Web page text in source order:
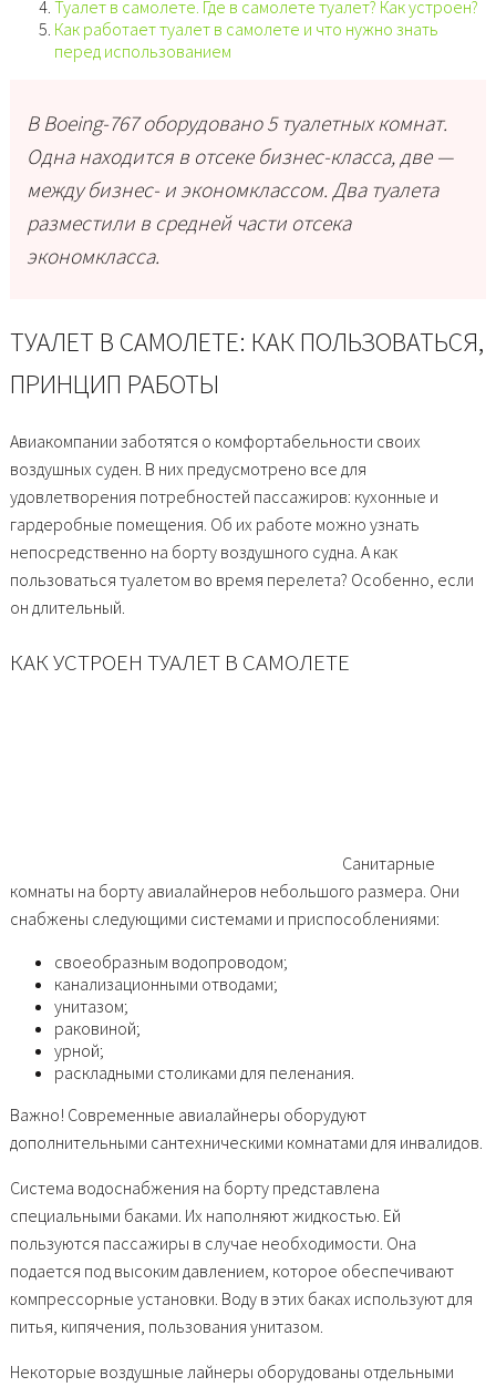
Туалет в самолете. Где в самолете туалет? Как устроен?
Как работает туалет в самолете и что нужно знать
перед использованием
В Boeing-767 оборудовано 5 туалетных комнат.
Одна находится в отсеке бизнес-класса, две —
между бизнес- и экономклассом. Два туалета
разместили в средней части отсека
экономкласса.
ТУАЛЕТ В САМОЛЕТЕ: КАК ПОЛЬЗОВАТЬСЯ,
ПРИНЦИП РАБОТЫ
Авиакомпании заботятся о комфортабельности своих
воздушных суден. В них предусмотрено все для
удовлетворения потребностей пассажиров: кухонные и
гардеробные помещения. Об их работе можно узнать
непосредственно на борту воздушного судна. А как
пользоваться туалетом во время перелета? Особенно, если
он длительный.
КАК УСТРОЕН ТУАЛЕТ В САМОЛЕТЕ
Санитарные
комнаты на борту авиалайнеров небольшого размера. Они
снабжены следующими системами и приспособлениями:
своеобразным водопроводом;
канализационными отводами;
унитазом;
раковиной;
урной;
раскладными столиками для пеленания.
Важно! Современные авиалайнеры оборудуют
дополнительными сантехническими комнатами для инвалидов.
Система водоснабжения на борту представлена
специальными баками. Их наполняют жидкостью. Ей
пользуются пассажиры в случае необходимости. Она
подается под высоким давлением, которое обеспечивают
компрессорные установки. Воду в этих баках используют для
питья, кипячения, пользования унитазом.
Некоторые воздушные лайнеры оборудованы отдельными